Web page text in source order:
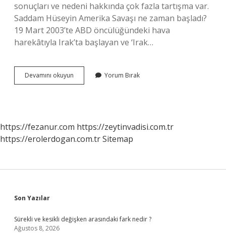
sonuçları ve nedeni hakkında çok fazla tartışma var.
Saddam Hüseyin Amerika Savaşı ne zaman başladı?
19 Mart 2003’te ABD öncülüğündeki hava
harekâtıyla Irak’ta başlayan ve ‘Irak…
Devamını okuyun
Irak
Yorum Bırak
https://fezanur.com https://zeytinvadisi.com.tr
https://erolerdogan.com.trSitemap
Sidebar
Son Yazılar
Sürekli ve kesikli değişken arasındaki fark nedir ?
Ağustos 8, 2026